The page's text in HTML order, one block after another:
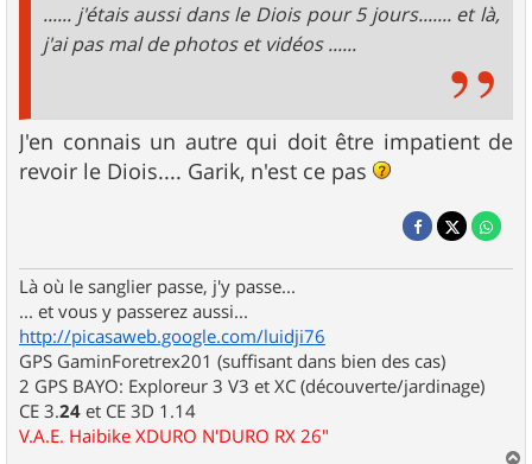
...... j'étais aussi dans le Diois pour 5 jours....... et là,
j'ai pas mal de photos et vidéos ......
J'en connais un autre qui doit être impatient de
revoir le Diois.... Garik, n'est ce pas
Là où le sanglier passe, j'y passe...
... et vous y passerez aussi...
http://picasaweb.google.com/luidji76
GPS GaminForetrex201 (suffisant dans bien des cas)
2 GPS BAYO: Exploreur 3 V3 et XC (découverte/jardinage)
CE 3.24 et CE 3D 1.14
V.A.E. Haibike XDURO N'DURO RX 26"